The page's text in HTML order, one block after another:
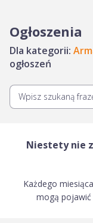
Ogłoszenia
Dla kategorii:
ogłoszeń
Niestety nie
Każdego
mogą pojawić